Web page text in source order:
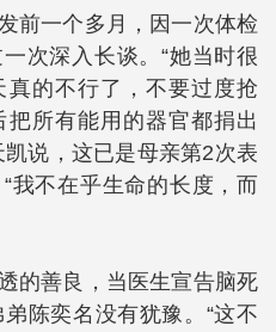
前一个多月，因一次体检
次深入长谈。“她当时很
的不行了，不要过度抢
所有能用的器官都捐出
说，这已是母亲第2次表
我不在乎生命的长度，而
的善良，当医生宣告脑死
陈奕名没有犹豫。“这不